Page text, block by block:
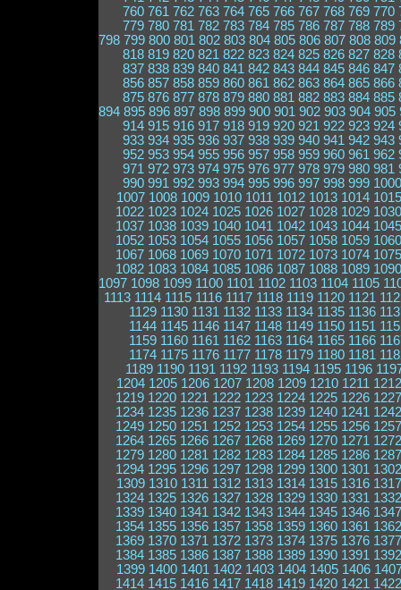
760 761 762 763 764 765 766 767 768 769 770
779 780 781 782 783 784 785 786 787 788 789
798 799 800 801 802 803 804 805 806 807 808 809
818 819 820 821 822 823 824 825 826 827 828
837 838 839 840 841 842 843 844 845 846 847
856 857 858 859 860 861 862 863 864 865 866
875 876 877 878 879 880 881 882 883 884 885
894 895 896 897 898 899 900 901 902 903 904 905
914 915 916 917 918 919 920 921 922 923 924
933 934 935 936 937 938 939 940 941 942 943
952 953 954 955 956 957 958 959 960 961 962
971 972 973 974 975 976 977 978 979 980 981
990 991 992 993 994 995 996 997 998 999 1000
1007 1008 1009 1010 1011 1012 1013 1014 1015
1022 1023 1024 1025 1026 1027 1028 1029 1030
1037 1038 1039 1040 1041 1042 1043 1044 1045
1052 1053 1054 1055 1056 1057 1058 1059 1060
1067 1068 1069 1070 1071 1072 1073 1074 1075
1082 1083 1084 1085 1086 1087 1088 1089 1090
1097 1098 1099 1100 1101 1102 1103 1104 1105
1113 1114 1115 1116 1117 1118 1119 1120 1121
1129 1130 1131 1132 1133 1134 1135 1136
1144 1145 1146 1147 1148 1149 1150 1151
1159 1160 1161 1162 1163 1164 1165 1166
1174 1175 1176 1177 1178 1179 1180 1181
1189 1190 1191 1192 1193 1194 1195 1196
1204 1205 1206 1207 1208 1209 1210 1211 1212
1219 1220 1221 1222 1223 1224 1225 1226 1227
1234 1235 1236 1237 1238 1239 1240 1241 1242
1249 1250 1251 1252 1253 1254 1255 1256 1257
1264 1265 1266 1267 1268 1269 1270 1271 1272
1279 1280 1281 1282 1283 1284 1285 1286 1287
1294 1295 1296 1297 1298 1299 1300 1301 1302
1309 1310 1311 1312 1313 1314 1315 1316 1317
1324 1325 1326 1327 1328 1329 1330 1331 1332
1339 1340 1341 1342 1343 1344 1345 1346 1347
1354 1355 1356 1357 1358 1359 1360 1361 1362
1369 1370 1371 1372 1373 1374 1375 1376 1377
1384 1385 1386 1387 1388 1389 1390 1391 1392
1399 1400 1401 1402 1403 1404 1405 1406
1414 1415 1416 1417 1418 1419 1420 1421 1422